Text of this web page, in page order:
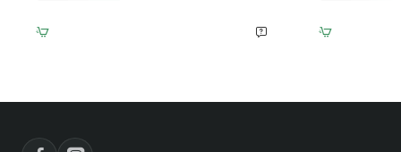
tigre
tondo
40
tigre
pepita